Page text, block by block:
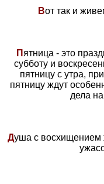
Вот так и
П ятница - это
субботу и
пятницу с утра,
пятницу ждут
дела
Душа с восхищением